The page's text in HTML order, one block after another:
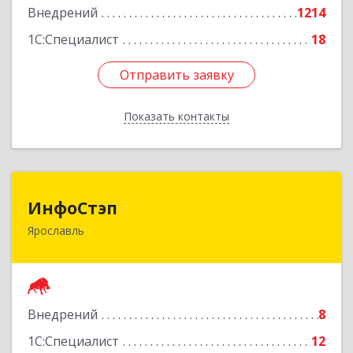
Внедрений
1214
1С:Специалист
18
Отправить заявку
Показать контакты
Отправить заявку
Назад
ИнфоСтэп
Ярославль
Внедрений
8
1С:Специалист
12
150054, Ярославская обл, Ярославль г, Ленина